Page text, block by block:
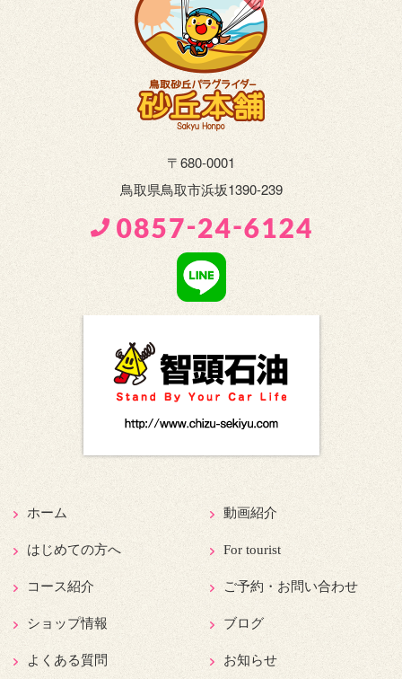
〒680-0001
鳥取県鳥取市浜坂1390-239
ホーム
はじめての方へ
コース紹介
ショップ情報
よくある質問
動画紹介
For tourist
ご予約・お問い合わせ
ブログ
お知らせ